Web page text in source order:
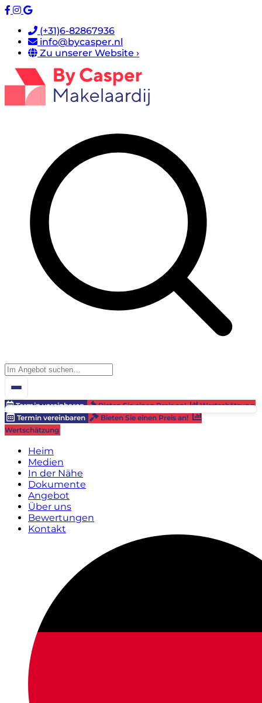
(+31)6-82867936
info@bycasper.nl
Zu unserer Website ›
Termin vereinbaren Bieten Sie einen Preis an!
Wertschätzung
Termin vereinbaren
Bieten Sie einen Preis an!
Wertschätzung
Heim
Medien
In der Nähe
Dokumente
Angebot
Über uns
Bewertungen
Kontakt